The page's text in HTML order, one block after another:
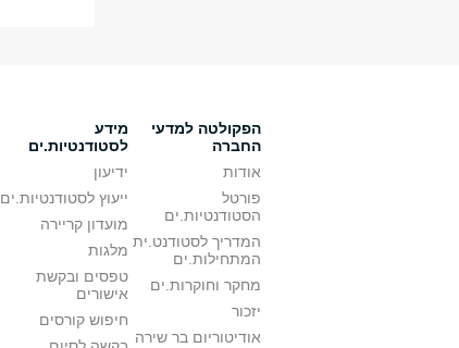
הפקולטה למדעי
החברה
אודות
פורטל
הסטודנטיות.ים
המדריך לסטודנט.ית
המתחילות.ים
מחקר וחוקרות.ים
יזכור
אודיטוריום בר שירה
מידע
לסטודנטיות.ים
ידיעון
ייעוץ לסטודנטיות.ים
מועדון קריירה
מלגות
טפסים ובקשת
אישורים
חיפוש קורסים